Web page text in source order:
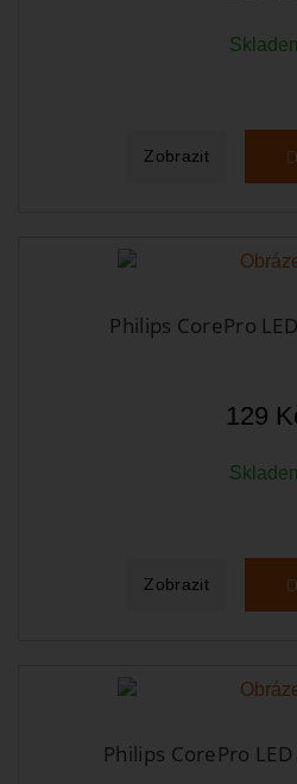
Zobrazit
Philips CorePro
129
Zobrazit
Philips CorePro